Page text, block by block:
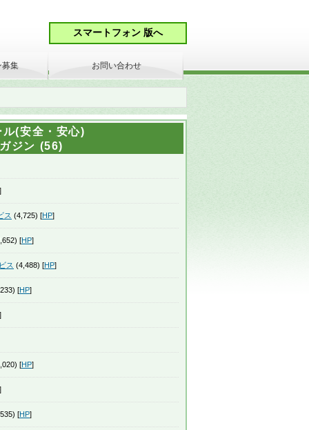
募集 お問い合わせ
(安全・安心)
ジン (56)
]
ス (4,725) [HP]
[HP]
ス (4,488) [HP]
[HP]
]
[HP]
]
[HP]